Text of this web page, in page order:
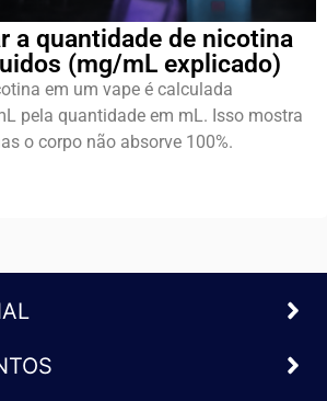
a quantidade de nicotina
(mg/mL explicado)
em um vape é calculada
pela quantidade em mL. Isso mostra
o corpo não absorve 100%.